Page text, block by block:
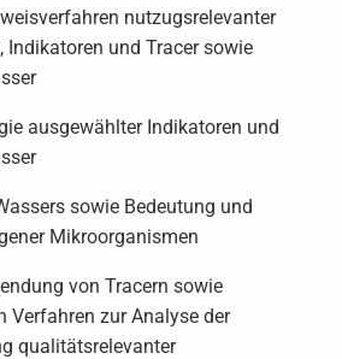
nutzugsrelevanter
Indikatoren und Tracer sowie
ausgewählter Indikatoren und
sowie Bedeutung und
Mikroorganismen
von Tracern sowie
Verfahren zur Analyse der
qualitätsrelevanter